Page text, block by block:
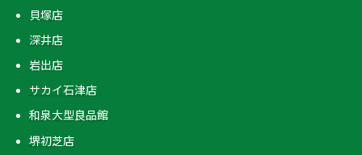
貝塚店
深井店
岩出店
サカイ石津店
和泉大型良品館
堺初芝店